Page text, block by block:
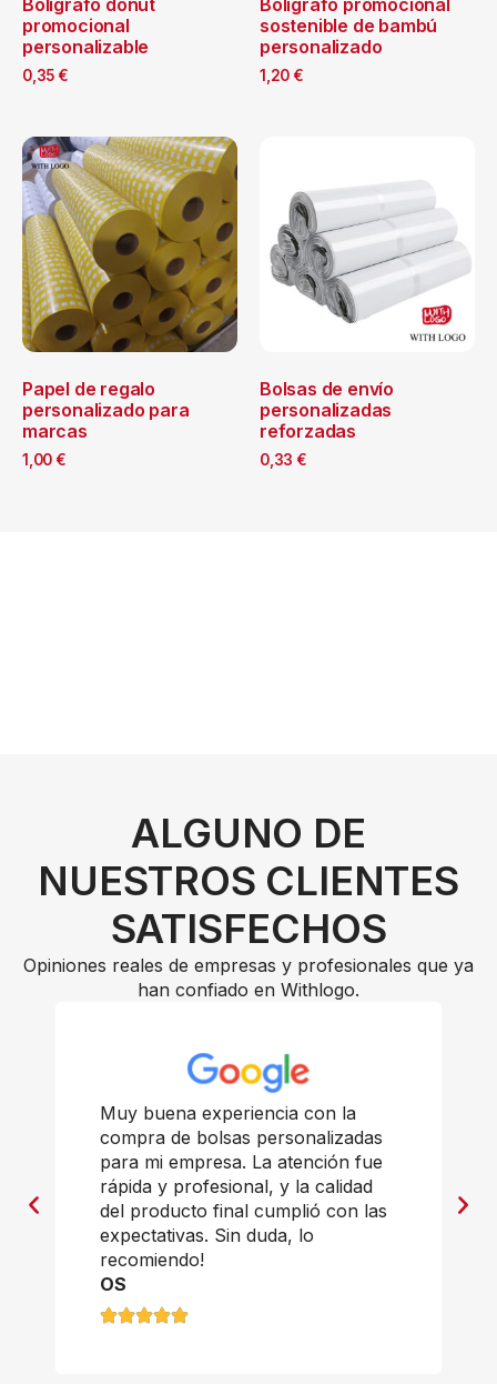
promocional
personalizable
0,35 €
sostenible de bambú
personalizado
1,20 €
Papel de regalo
personalizado para
marcas
1,00 €
Bolsas de envío
personalizadas
reforzadas
0,33 €
ALGUNO DE
NUESTROS CLIENTES
SATISFECHOS
Opiniones reales de empresas y profesionales que ya
han confiado en Withlogo.
Muy buena experiencia con la
compra de bolsas personalizadas
para mi empresa. La atención fue
rápida y profesional, y la calidad
del producto final cumplió con las
expectativas. Sin duda, lo
recomiendo!
OS